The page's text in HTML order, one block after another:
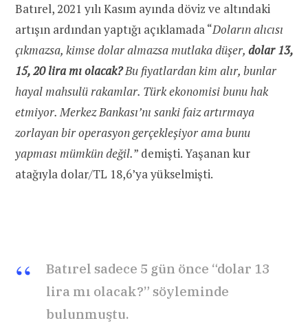
Batırel, 2021 yılı Kasım ayında döviz ve altındaki
artışın ardından yaptığı açıklamada “Doların alıcısı
çıkmazsa, kimse dolar almazsa mutlaka düşer, dolar 13,
15, 20 lira mı olacak?Bu fiyatlardan kim alır, bunlar
hayal mahsulü rakamlar. Türk ekonomisi bunu hak
etmiyor. Merkez Bankası’nı sanki faiz artırmaya
zorlayan bir operasyon gerçekleşiyor ama bunu
yapması mümkün değil.” demişti. Yaşanan kur
atağıyla dolar/TL 18,6’ya yükselmişti.
Batırel sadece 5 gün önce “dolar 13
lira mı olacak?” söyleminde
bulunmuştu.